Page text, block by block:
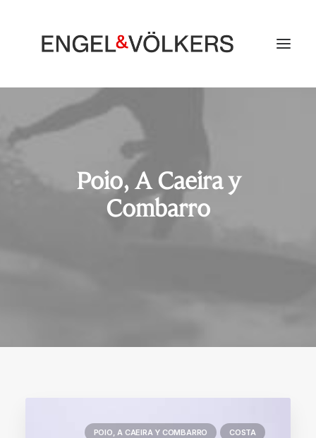
Poio, A Caeira y
Combarro
POIO, A CAEIRA Y COMBARRO COSTA